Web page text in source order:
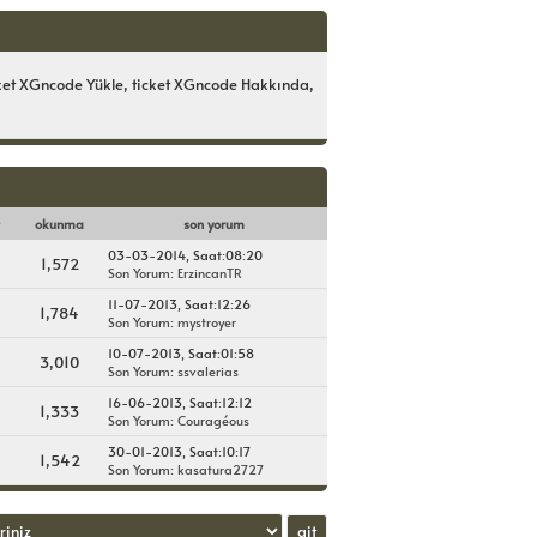
XGncode Yükle, ticket XGncode Hakkında,
okunma son yorum
1,572
03-03-2014, Saat:08:20
Son Yorum: ErzincanTR
1,784
11-07-2013, Saat:12:26
Son Yorum: mystroyer
3,010
10-07-2013, Saat:01:58
Son Yorum: ssvalerias
1,333
16-06-2013, Saat:12:12
Son Yorum: Couragéous
1,542
30-01-2013, Saat:10:17
Son Yorum: kasatura2727